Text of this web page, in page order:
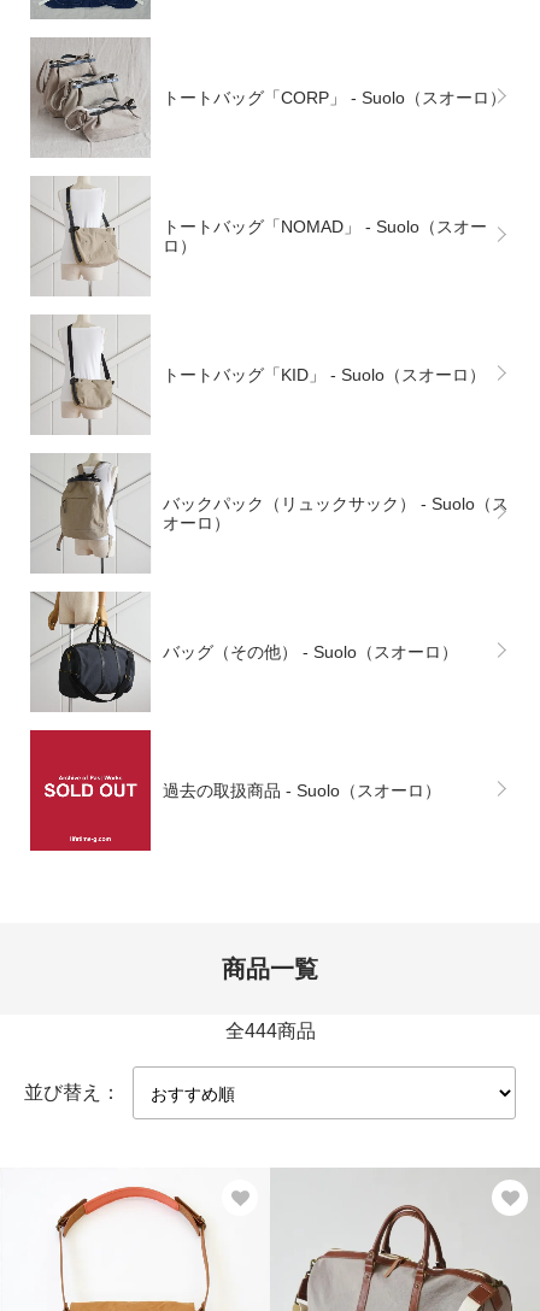
トートバッグ「CORP」 - Suolo（スオーロ）
トートバッグ「NOMAD」 - Suolo（スオー
ロ）
トートバッグ「KID」 - Suolo（スオーロ）
バックパック（リュックサック） - Suolo（ス
オーロ）
バッグ（その他） - Suolo（スオーロ）
過去の取扱商品 - Suolo（スオーロ）
商品一覧
全444商品
並び替え：